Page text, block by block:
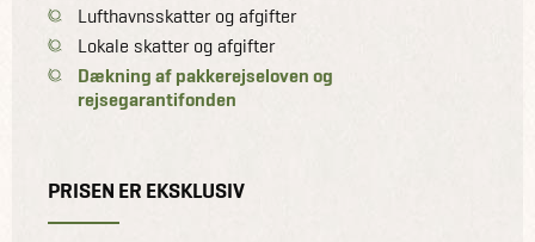
Lufthavnsskatter og afgifter
Lokale skatter og afgifter
Dækning af pakkerejseloven og
rejsegarantifonden
PRISEN ER EKSKLUSIV